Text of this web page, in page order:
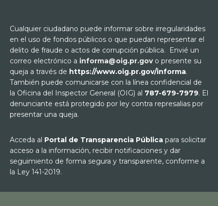
Cualquier ciudadano puede informar sobre irregularidades
en el uso de fondos públicos o que puedan representar el
delito de fraude o actos de corrupción pública. Envié un
correo electrónico a informa@oig.pr.govo presente su
queja a través de https://www.oig.pr.gov/informa.
También puede comunicarse con la línea confidencial de
la Oficina del Inspector General (OIG) al 787-679-7979. El
denunciante está protegido por ley contra represalias por
presentar una queja.
Acceda al Portal de Transparencia Pública para solicitar
acceso a la información, recibir notificaciones y dar
seguimiento de forma segura y transparente, conforme a
la Ley 141-2019.